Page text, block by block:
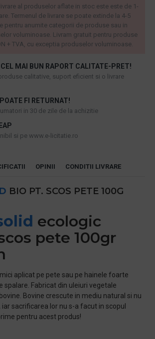
MAI BUN RAPORT CALITATE-PRET!
calitative, suport eficient si o livrare
FI RETURNAT!
in 30 de zile de la achizitie
si pe www.e-licitatie.ro
al produselor aflate in stoc este este de 1-
Termenul de livrare se poate extinde la 4-5
pentru anumite categorii de produse sau in
voluminoase. Livram gratuit pentru produse
+ TVA, cu exceptia produselor voluminoase.
OPINII CONDITII LIVRARE
BIO PT. SCOS PETE 100G
ecologic
pete 100gr
aplicat pe pete sau pe hainele foarte
spalare. Fabricat din uleiuri vegetale
Bovine crescute in mediu natural si nu
sacrificarea lor nu s-a facut in scopul
pentru acest produs!